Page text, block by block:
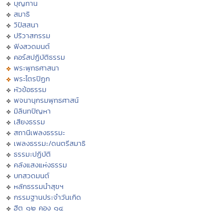
บุญทาน
สมาธิ
วิปัสสนา
ปริวาสกรรม
ฟังสวดมนต์
คอร์สปฏิบัติธรรม
พระพุทธศาสนา
พระไตรปิฏก
หัวข้อธรรม
พจนานุกรมพุทธศาสน์
มิลินทปัญหา
เสียงธรรม
สถานีเพลงธรรมะ
เพลงธรรมะ/ดนตรีสมาธิ
ธรรมะปฏิบัติ
คลังแสงแห่งธรรม
บทสวดมนต์
หลักธรรมนำสุขฯ
กรรมฐานประจำวันเกิด
ฮีต ๑๒ คอง ๑๔